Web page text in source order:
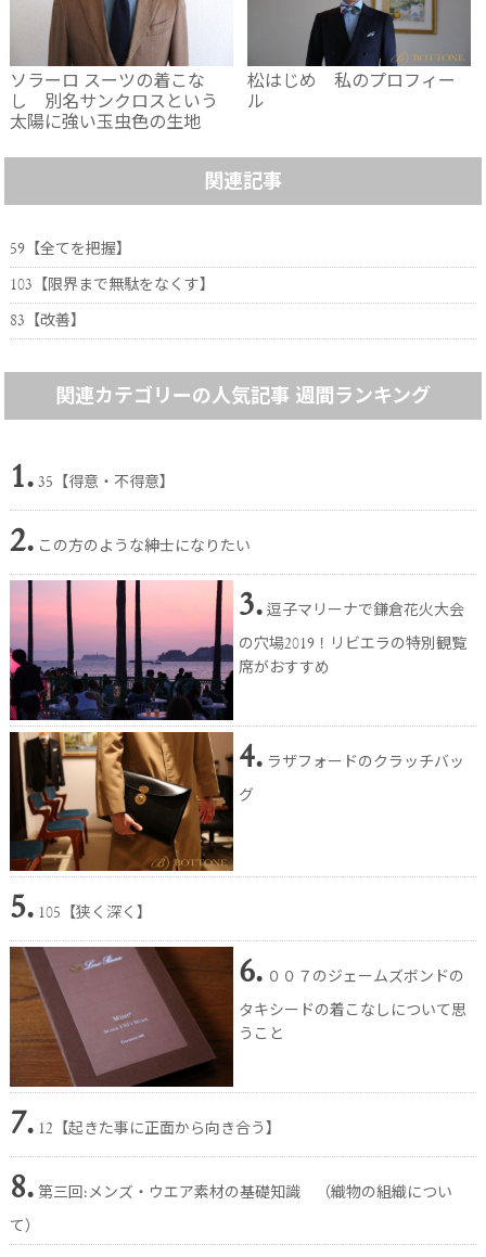
ソラーロ スーツの着こな
し 別名サンクロスという
太陽に強い玉虫色の生地
松はじめ 私のプロフィー
ル
関連記事
59【全てを把握】
103【限界まで無駄をなくす】
83【改善】
関連カテゴリーの人気記事 週間ランキング
1. 35【得意・不得意】
2. この方のような紳士になりたい
3. 逗子マリーナで鎌倉花火大会
の穴場2019！リビエラの特別観覧
席がおすすめ
4. ラザフォードのクラッチバッ
グ
5. 105【狭く深く】
6. ００７のジェームズボンドの
タキシードの着こなしについて思
うこと
7. 12【起きた事に正面から向き合う】
8. 第三回:メンズ・ウエア素材の基礎知識 （織物の組織につい
て）